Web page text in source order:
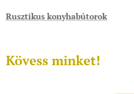
Rusztikus konyhabútorok
Kövess minket!